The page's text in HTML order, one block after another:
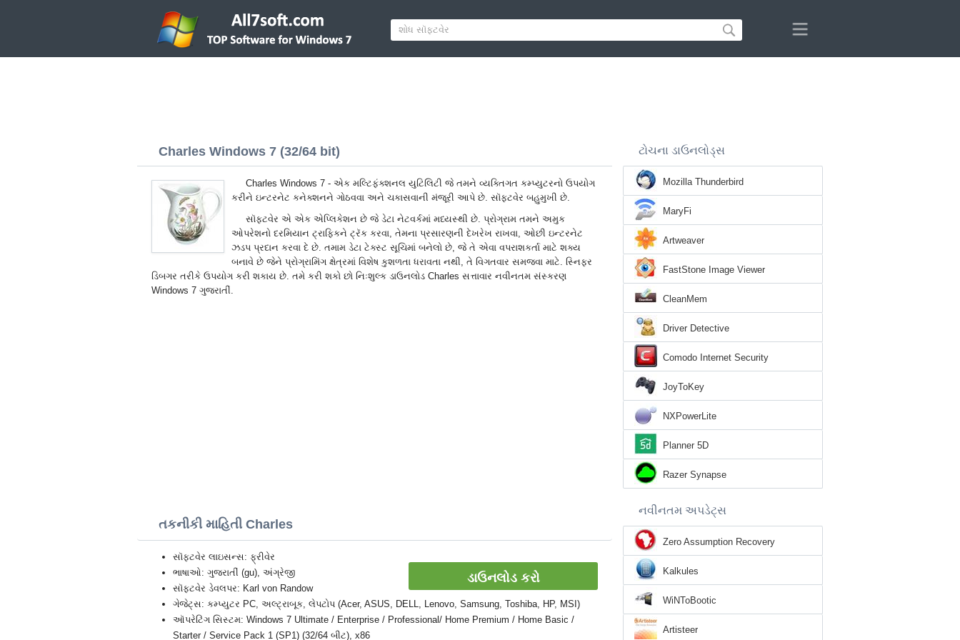
Charles Windows 7 (32/64 bit)
Charles Windows 7 - એક મલ્ટિફંક્શનલ યુટિલિટી જે તમને વ્યક્તિગત કમ્પ્યુટરનો ઉપયોગ
કરીને ઇન્ટરનેટ કનેક્શનને ગોઠવવા અને ચકાસવાની મંજૂરી આપે છે. સૉફ્ટવેર બહુમુખી છે.
સૉફ્ટવેર એ એક એપ્લિકેશન છે જે ડેટા નેટવર્કમાં મધ્યસ્થી છે. પ્રોગ્રામ તમને અમુક
ઓપરેશનો દરમિયાન ટ્રાફિકને ટ્રૅક કરવા, તેમના પ્રસારણની દેખરેખ રાખવા, ઓછી ઇન્ટરનેટ
ઝડપ પ્રદાન કરવા દે છે. તમામ ડેટા ટેક્સ્ટ સૂચિમાં બનેલો છે, જે તે એવા વપરાશકર્તા માટે શક્ય
બનાવે છે જેને પ્રોગ્રામિંગ ક્ષેત્રમાં વિશેષ કુશળતા ધરાવતા નથી, તે વિગતવાર સમજવા માટે. સ્નિફર
ડિબગર તરીકે ઉપયોગ કરી શકાય છે. તમે કરી શકો છો નિઃશુલ્ક ડાઉનલોડ Charles સત્તાવાર નવીનતમ સંસ્કરણ
Windows 7 ગુજરાતીં.
તકનીકી માહિતી Charles
ડાઉનલોડ કરો
સૉફ્ટવેર લાઇસન્સ: ફ્રીવેર
ભાષાઓ: ગુજરાતીં (gu), અંગ્રેજી
સૉફ્ટવેર ડેવલપર: Karl von Randow
ગેજેટ્સ: કમ્પ્યુટર PC, અલ્ટ્રાબૂક, લેપટોપ (Acer, ASUS, DELL, Lenovo, Samsung, Toshiba, HP, MSI)
ઑપરેટિંગ સિસ્ટમ: Windows 7 Ultimate / Enterprise / Professional/ Home Premium / Home Basic /
Starter / Service Pack 1 (SP1) (32/64 બીટ), x86
ટોચના ડાઉનલોડ્સ
Mozilla Thunderbird
MaryFi
Artweaver
FastStone Image Viewer
CleanMem
Driver Detective
Comodo Internet Security
JoyToKey
NXPowerLite
Planner 5D
Razer Synapse
નવીનતમ અપડેટ્સ
Zero Assumption Recovery
Kalkules
WiNToBootic
Artisteer